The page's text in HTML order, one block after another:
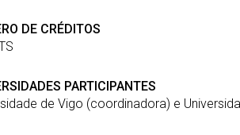
Bachelor Degree in
Telecommunication
Bachelor Degree in
Telecommunication
DE CRÉDITOS
PARTICIPANTES
de Vigo (coordinadora) e